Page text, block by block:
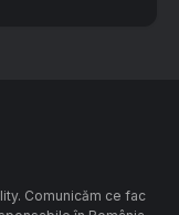
Comunicăm ce fac